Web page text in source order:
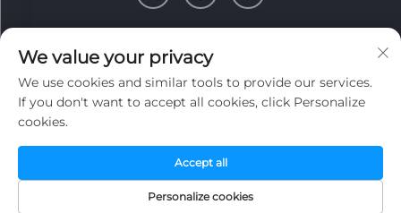
INFORMATION
Iscriviti per ricevere la nostra newsletter settimanale
Invia
We value your privacy
We use cookies and similar tools to provide our services.
If you don't want to accept all cookies, click Personalize
cookies.
Personalize cookies
Accept all